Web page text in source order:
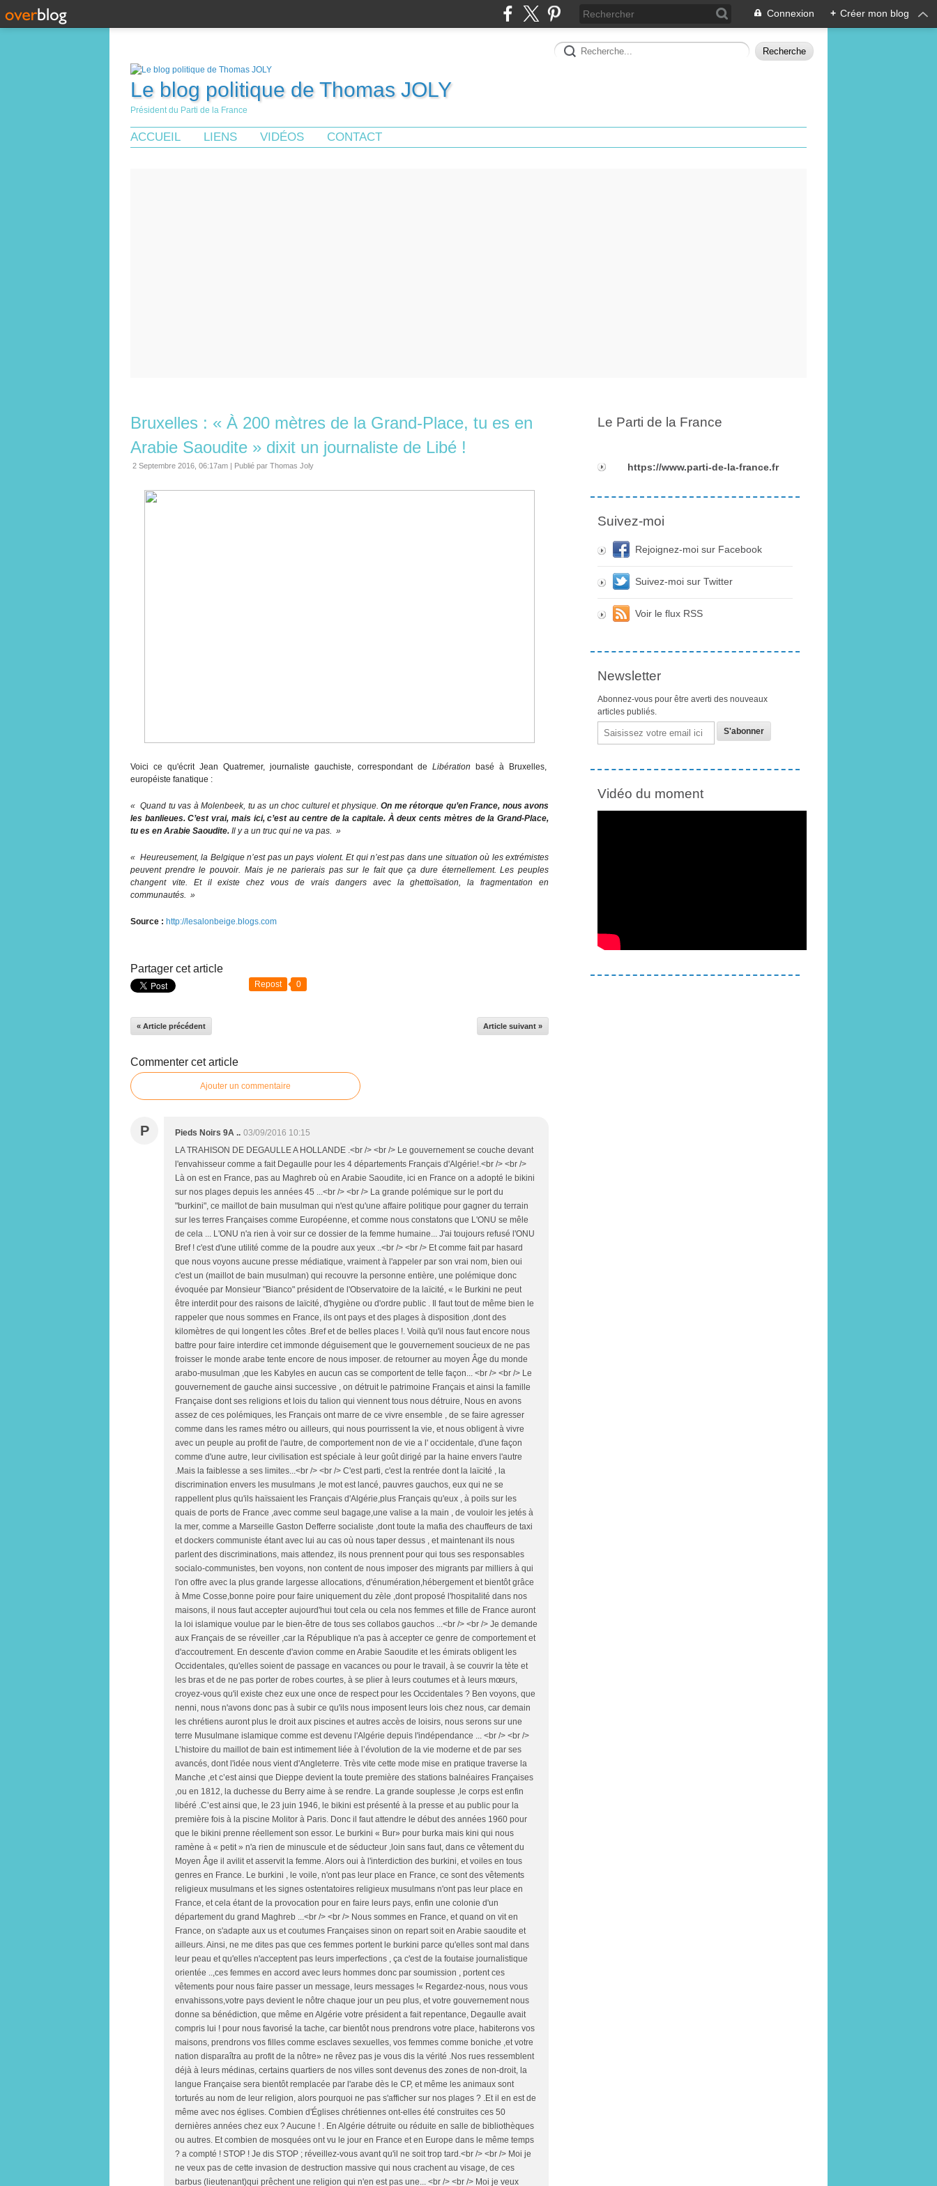
Connexion + Créer mon blog
Le blog politique de Thomas JOLY
Président du Parti de la France
ACCUEIL LIENS VIDÉOS CONTACT
Bruxelles : « À 200 mètres de la Grand-Place, tu es en
Arabie Saoudite » dixit un journaliste de Libé !
2 Septembre 2016, 06:17am | Publié par Thomas Joly
Voici ce qu'écrit Jean Quatremer, journaliste gauchiste, correspondant deLibérationbasé à Bruxelles,
européiste fanatique :
« Quand tu vas à Molenbeek, tu as un choc culturel et physique. On me rétorque qu’en France, nous avons
les banlieues. C’est vrai, mais ici, c’est au centre de la capitale. À deux cents mètres de la Grand-Place,
tu es en Arabie Saoudite. Il y a un truc qui ne va pas. »
« Heureusement, la Belgique n’est pas un pays violent. Et qui n’est pas dans une situation où les extrémistes
peuvent prendre le pouvoir. Mais je ne parierais pas sur le fait que ça dure éternellement. Les peuples
changent vite. Et il existe chez vous de vrais dangers avec la ghettoïsation, la fragmentation en
communautés. »
Source : http://lesalonbeige.blogs.com
Partager cet article
Repost 0
« Article précédent Article suivant »
Commenter cet article
Ajouter un commentaire
P Pieds Noirs 9A .. 03/09/2016 10:15
LA TRAHISON DE DEGAULLE A HOLLANDE .<br /> <br /> Le gouvernement se couche devant
l'envahisseur comme a fait Degaulle pour les 4 départements Français d'Algérie!.<br /> <br />
Là on est en France, pas au Maghreb où en Arabie Saoudite, ici en France on a adopté le bikini
sur nos plages depuis les années 45 ...<br /> <br /> La grande polémique sur le port du
"burkini", ce maillot de bain musulman qui n'est qu'une affaire politique pour gagner du terrain
sur les terres Françaises comme Européenne, et comme nous constatons que L'ONU se mêle
de cela ... L'ONU n'a rien à voir sur ce dossier de la femme humaine... J'ai toujours refusé l'ONU
Bref ! c'est d'une utilité comme de la poudre aux yeux ..<br /> <br /> Et comme fait par hasard
que nous voyons aucune presse médiatique, vraiment à l'appeler par son vrai nom, bien oui
c'est un (maillot de bain musulman) qui recouvre la personne entière, une polémique donc
évoquée par Monsieur "Bianco" président de l'Observatoire de la laïcité, « le Burkini ne peut
être interdit pour des raisons de laïcité, d'hygiène ou d'ordre public . Il faut tout de même bien le
rappeler que nous sommes en France, ils ont pays et des plages à disposition ,dont des
kilomètres de qui longent les côtes .Bref et de belles places !. Voilà qu'il nous faut encore nous
battre pour faire interdire cet immonde déguisement que le gouvernement soucieux de ne pas
froisser le monde arabe tente encore de nous imposer. de retourner au moyen Âge du monde
arabo-musulman ,que les Kabyles en aucun cas se comportent de telle façon... <br /> <br /> Le
gouvernement de gauche ainsi successive , on détruit le patrimoine Français et ainsi la famille
Française dont ses religions et lois du talion qui viennent tous nous détruire, Nous en avons
assez de ces polémiques, les Français ont marre de ce vivre ensemble , de se faire agresser
comme dans les rames métro ou ailleurs, qui nous pourrissent la vie, et nous obligent à vivre
avec un peuple au profit de l'autre, de comportement non de vie a l' occidentale, d'une façon
comme d'une autre, leur civilisation est spéciale à leur goût dirigé par la haine envers l'autre
.Mais la faiblesse a ses limites...<br /> <br /> C'est parti, c'est la rentrée dont la laïcité , la
discrimination envers les musulmans ,le mot est lancé, pauvres gauchos, eux qui ne se
rappellent plus qu'ils haïssaient les Français d'Algérie,plus Français qu'eux , à poils sur les
quais de ports de France ,avec comme seul bagage,une valise a la main , de vouloir les jetés à
la mer, comme a Marseille Gaston Defferre socialiste ,dont toute la mafia des chauffeurs de taxi
et dockers communiste étant avec lui au cas où nous taper dessus , et maintenant ils nous
parlent des discriminations, mais attendez, ils nous prennent pour qui tous ses responsables
socialo-communistes, ben voyons, non content de nous imposer des migrants par milliers à qui
l'on offre avec la plus grande largesse allocations, d'énumération,hébergement et bientôt grâce
à Mme Cosse,bonne poire pour faire uniquement du zèle ,dont proposé l'hospitalité dans nos
maisons, il nous faut accepter aujourd'hui tout cela ou cela nos femmes et fille de France auront
la loi islamique voulue par le bien-être de tous ses collabos gauchos ...<br /> <br /> Je demande
aux Français de se réveiller ,car la République n'a pas à accepter ce genre de comportement et
d'accoutrement. En descente d'avion comme en Arabie Saoudite et les émirats obligent les
Occidentales, qu'elles soient de passage en vacances ou pour le travail, à se couvrir la tète et
les bras et de ne pas porter de robes courtes, à se plier à leurs coutumes et à leurs mœurs,
croyez-vous qu'il existe chez eux une once de respect pour les Occidentales ? Ben voyons, que
nenni, nous n'avons donc pas à subir ce qu'ils nous imposent leurs lois chez nous, car demain
les chrétiens auront plus le droit aux piscines et autres accès de loisirs, nous serons sur une
terre Musulmane islamique comme est devenu l'Algérie depuis l'indépendance ... <br /> <br />
L’histoire du maillot de bain est intimement liée à l’évolution de la vie moderne et de par ses
avancés, dont l'idée nous vient d'Angleterre. Très vite cette mode mise en pratique traverse la
Manche ,et c’est ainsi que Dieppe devient la toute première des stations balnéaires Françaises
,ou en 1812, la duchesse du Berry aime à se rendre. La grande souplesse ,le corps est enfin
libéré .C’est ainsi que, le 23 juin 1946, le bikini est présenté à la presse et au public pour la
première fois à la piscine Molitor à Paris. Donc il faut attendre le début des années 1960 pour
que le bikini prenne réellement son essor. Le burkini « Bur» pour burka mais kini qui nous
ramène à « petit » n'a rien de minuscule et de séducteur ,loin sans faut, dans ce vêtement du
Moyen Âge il avilit et asservit la femme. Alors oui à l'interdiction des burkini, et voiles en tous
genres en France. Le burkini , le voile, n'ont pas leur place en France, ce sont des vêtements
religieux musulmans et les signes ostentatoires religieux musulmans n'ont pas leur place en
France, et cela étant de la provocation pour en faire leurs pays, enfin une colonie d'un
département du grand Maghreb ...<br /> <br /> Nous sommes en France, et quand on vit en
France, on s'adapte aux us et coutumes Françaises sinon on repart soit en Arabie saoudite et
ailleurs. Ainsi, ne me dites pas que ces femmes portent le burkini parce qu'elles sont mal dans
leur peau et qu'elles n'acceptent pas leurs imperfections , ça c'est de la foutaise journalistique
orientée ..,ces femmes en accord avec leurs hommes donc par soumission , portent ces
vêtements pour nous faire passer un message, leurs messages !« Regardez-nous, nous vous
envahissons,votre pays devient le nôtre chaque jour un peu plus, et votre gouvernement nous
donne sa bénédiction, que même en Algérie votre président a fait repentance, Degaulle avait
compris lui ! pour nous favorisé la tache, car bientôt nous prendrons votre place, habiterons vos
maisons, prendrons vos filles comme esclaves sexuelles, vos femmes comme boniche ,et votre
nation disparaîtra au profit de la nôtre» ne rêvez pas je vous dis la vérité .Nos rues ressemblent
déjà à leurs médinas, certains quartiers de nos villes sont devenus des zones de non-droit, la
langue Française sera bientôt remplacée par l'arabe dès le CP, et même les animaux sont
torturés au nom de leur religion, alors pourquoi ne pas s'afficher sur nos plages ? .Et il en est de
même avec nos églises. Combien d'Églises chrétiennes ont-elles été construites ces 50
dernières années chez eux ? Aucune ! . En Algérie détruite ou réduite en salle de bibliothèques
ou autres. Et combien de mosquées ont vu le jour en France et en Europe dans le même temps
? a compté ! STOP ! Je dis STOP ; réveillez-vous avant qu'il ne soit trop tard.<br /> <br /> Moi je
ne veux pas de cette invasion de destruction massive qui nous crachent au visage, de ces
barbus (lieutenant)qui prêchent une religion qui n'en est pas une... <br /> <br /> Moi je veux
Le Parti de la France
https://www.parti-de-la-france.fr
Suivez-moi
Rejoignez-moi sur Facebook
Suivez-moi sur Twitter
Voir le flux RSS
Newsletter
Abonnez-vous pour être averti des nouveaux
articles publiés.
Email
Vidéo du moment